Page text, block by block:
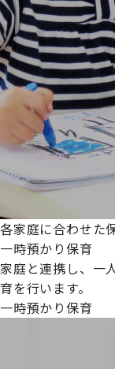
各家庭に合わせた
一時預かり保育
家庭と連携し、一
育を行います。
一時預かり保育